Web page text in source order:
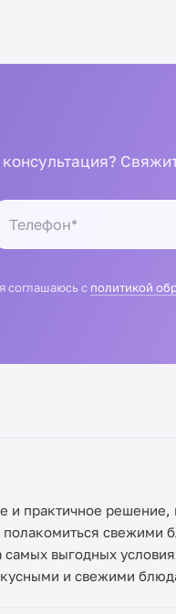
соглашаюсь с политикой
и практичное
свежими
выгодных
и свежими